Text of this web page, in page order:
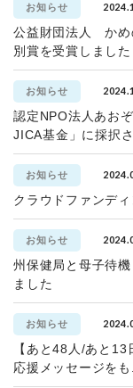
お知らせ
公益財団法人 かめ
別賞を受賞しました
お知らせ
認定NPO法人あお
JICA基金」に採択さ
お知らせ
クラウドファンデ
お知らせ
州保健局と母子待
ました
お知らせ
【あと48人/あと
応援メッセージをも